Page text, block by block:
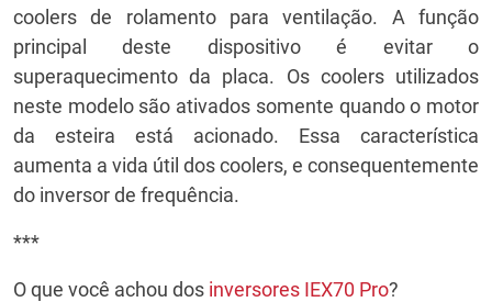
coolers de rolamento para ventilação. A função
principal deste dispositivo é evitar o
superaquecimento da placa. Os coolers utilizados
neste modelo são ativados somente quando o motor
da esteira está acionado. Essa característica
aumenta a vida útil dos coolers, e consequentemente
do inversor de frequência.
***
O que você achou dos inversores IEX70 Pro?